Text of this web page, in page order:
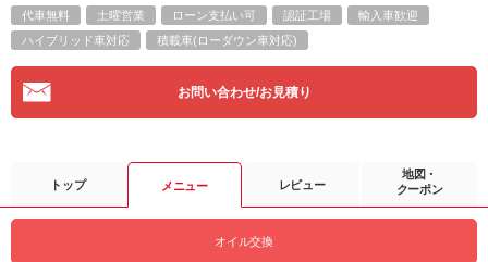
代車無料 土曜営業 ローン支払い可 認証工場
輸入車歓迎
ハイブリッド車対応
積載車(ローダウン車対応)
お問い合わせ/お見積り
トップ メニュー レビュー
地図・
クーポン
オイル交換